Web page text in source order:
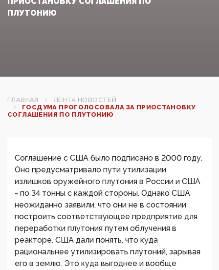
ПЛУТОНИЮ
ГЛАВНАЯ
ЛЕНТА НОВОСТЕЙ
ГОСДУМА ПРОГОЛОСОВАЛА ЗА ПРИОСТАНОВКУ
СОГЛАШЕНИЯ ПО ПЛУТОНИЮ
Соглашение с США было подписано в 2000 году.
Оно предусматривало пути утилизации
излишков оружейного плутония в России и США
- по 34 тонны с каждой стороны. Однако США
неожиданно заявили, что они не в состоянии
построить соответствующее предприятие для
переработки плутония путем облучения в
реакторе. США дали понять, что куда
рациональнее утилизировать плутоний, зарывая
его в землю. Это куда выгоднее и вообще